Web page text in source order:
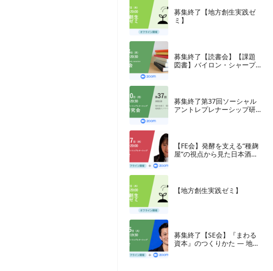
募集終了【地方創生実践ゼ
ミ】
募集終了【読書会】【課題
図書】バイロン・シャープ
版、2018年
募集終了第37回ソーシャル
アントレプレナーシップ研
【FE会】発酵を支える“種麹
屋”の視点から見た日本酒産
【地方創生実践ゼミ】
募集終了【SE会】『まわる
資本』のつくりかた — 地方